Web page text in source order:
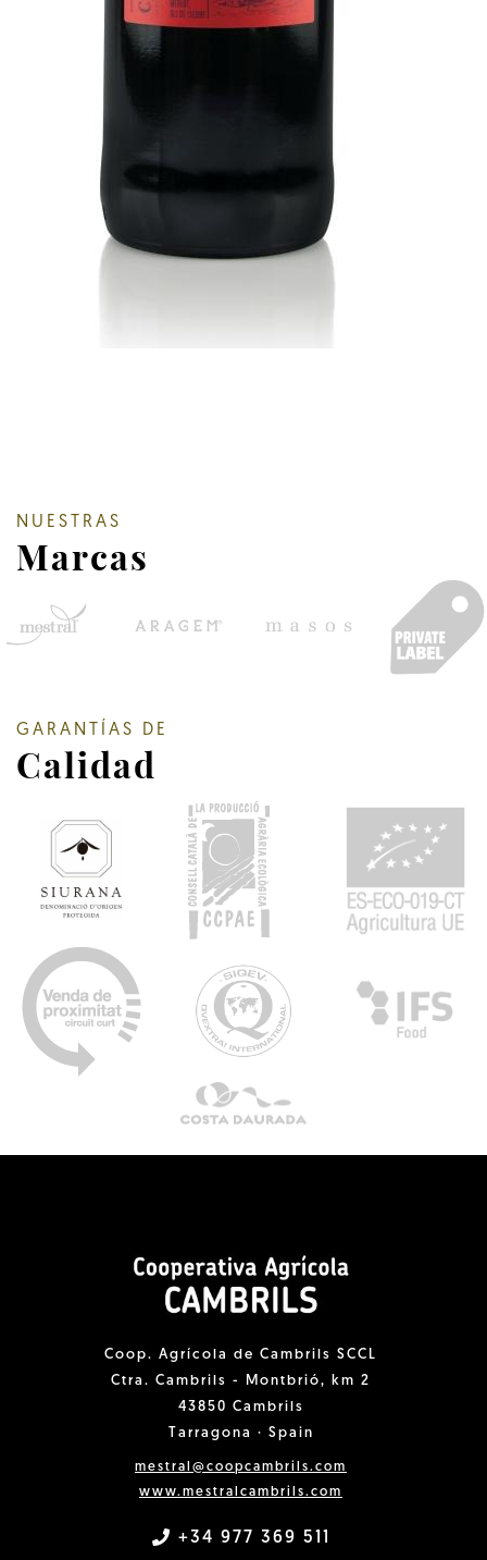
NUESTRAS
Marcas
GARANTÍAS DE
Calidad
Coop. Agrícola de Cambrils SCCL
Ctra. Cambrils - Montbrió, km 2
43850 Cambrils
Tarragona · Spain
mestral@coopcambrils.com
www.mestralcambrils.com
+34 977 369 511